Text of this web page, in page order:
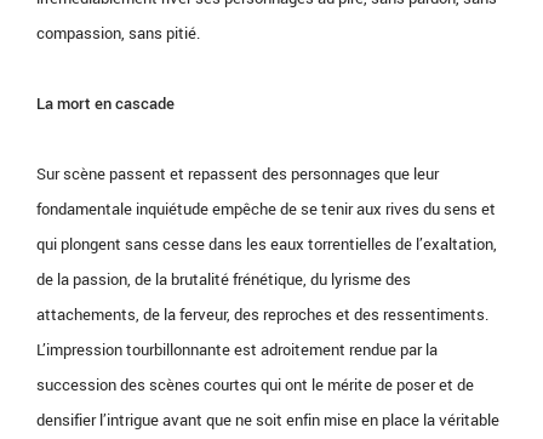
compassion, sans pitié.
La mort en cascade
Sur scène passent et repassent des personnages que leur
fondamentale inquiétude empêche de se tenir aux rives du sens et
qui plongent sans cesse dans les eaux torrentielles de l’exaltation,
de la passion, de la brutalité frénétique, du lyrisme des
attachements, de la ferveur, des reproches et des ressentiments.
L’impression tourbillonnante est adroitement rendue par la
succession des scènes courtes qui ont le mérite de poser et de
densifier l’intrigue avant que ne soit enfin mise en place la véritable